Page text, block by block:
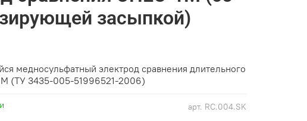
арт. RC.004.SK
засыпкой)
медносульфатный электрод сравнения длительного
(ТУ 3435-005-51996521-2006)